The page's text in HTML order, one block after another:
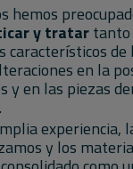
hemos
y tratartanto
de
en la
y en las piezas
experiencia,
y los